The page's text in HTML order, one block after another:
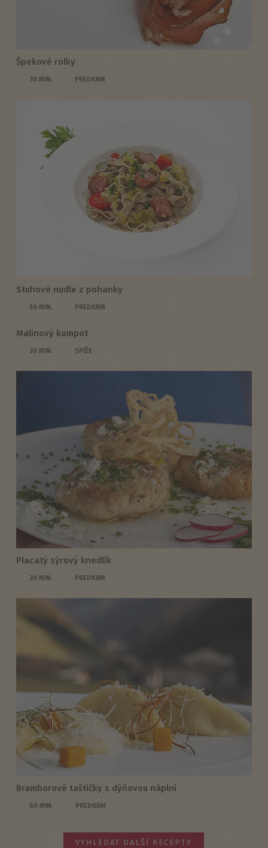
Špekové rolky
30 MIN. PREDKRM
Stuhové nudle z pohanky
50 MIN. PREDKRM
Malinový kompot
20 MIN. SPÍŽE
Placatý sýrový knedlík
20 MIN. PREDKRM
Bramborové taštičky s dýňovou náplní
60 MIN. PREDKRM
VYHLEDAT DALŠÍ RECEPTY